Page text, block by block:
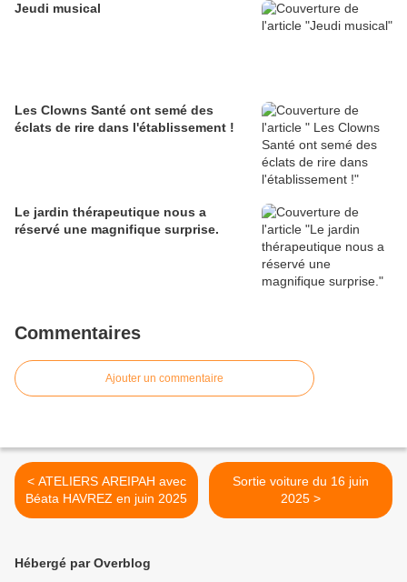
Jeudi musical
Les Clowns Santé ont semé des
éclats de rire dans l'établissement !
Le jardin thérapeutique nous a
réservé une magnifique surprise.
Commentaires
Ajouter un commentaire
< ATELIERS AREIPAH avec
Béata HAVREZ en juin 2025
Sortie voiture du 16 juin
2025 >
Hébergé par Overblog